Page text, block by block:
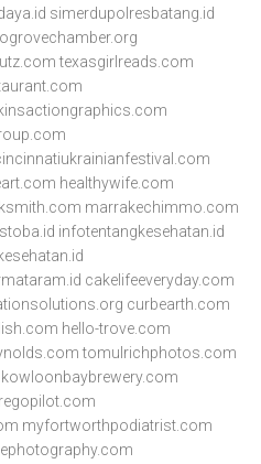
simerdupolresbatang.id
texasgirlreads.com
healthywife.com
marrakechimmo.com
infotentangkesehatan.id
cakelifeeveryday.com
curbearth.com
hello-trove.com
tomulrichphotos.com
kowloonbaybrewery.com
myfortworthpodiatrist.com